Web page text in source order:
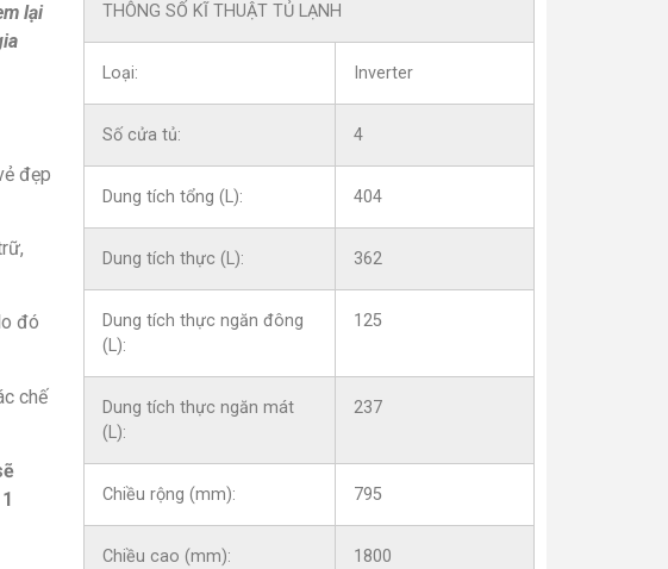
lại
đẹp
đó
chế
THÔNG SỐ KĨ THUẬT TỦ LẠNH
Loại: Inverter
Số cửa tủ: 4
Dung tích tổng (L): 404
Dung tích thực (L): 362
Dung tích thực ngăn đông
(L):
125
Dung tích thực ngăn mát
(L):
237
Chiều rộng (mm): 795
Chiều cao (mm): 1800